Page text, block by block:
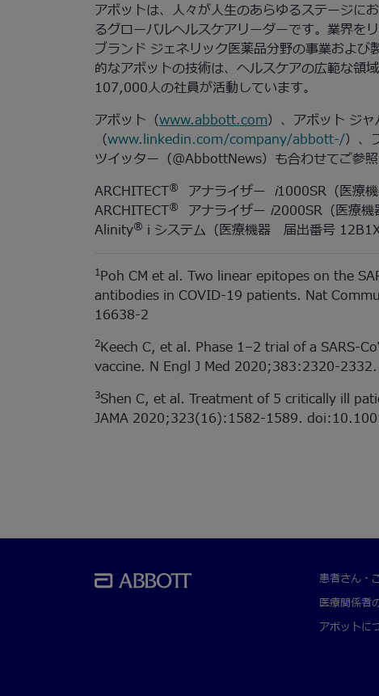
アボットは、人々が人生のあらゆるステージに
るグローバルヘルスケアリーダーです。業界を
ブランド ジェネリック医薬品分野の事業およ
的なアボットの技術は、ヘルスケアの広範な領
107,000人の社員が活動しています。
アボット（www.abbott.com）、アボット ジャ
（www.linkedin.com/company/abbott-/）、
ツイッター（@AbbottNews）も合わせてご参照
ARCHITECT® アナライザー i1000SR（医療
ARCHITECT® アナライザー i2000SR（医療
Alinity® i システム（医療機器 届出番号
1Poh CM et al. Two linear epitopes on the
antibodies in COVID-19 patients. Nat
16638-2
2Keech C, et al. Phase 1–2 trial of a SARS-
vaccine. N Engl J Med 2020;383:2320-
3Shen C, et al. Treatment of 5 critically ill
JAMA 2020;323(16):1582-1589.
患者さん・
医療関係者
アボットに